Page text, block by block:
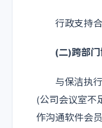
行政支持合
(二)跨部门
与保洁执行
(公司会议室不
作沟通软件会